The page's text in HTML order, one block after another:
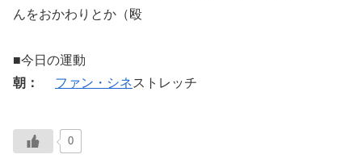
んをおかわりとか（殴
■今日の運動
朝：
ファン・シネストレッチ
0